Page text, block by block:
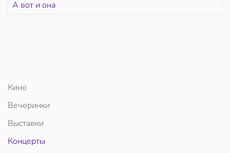
А вот и она
Кино
Вечеринки
Выставки
Концерты